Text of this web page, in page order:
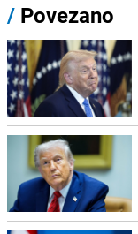
/ Povezano